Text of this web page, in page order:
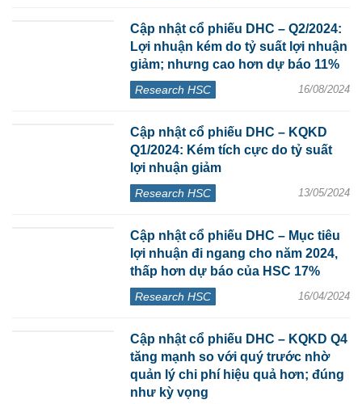
Cập nhật cổ phiếu DHC – Q2/2024:
Lợi nhuận kém do tỷ suất lợi nhuận
giảm; nhưng cao hơn dự báo 11%
Research HSC 16/08/2024
Cập nhật cổ phiếu DHC – KQKD
Q1/2024: Kém tích cực do tỷ suất
lợi nhuận giảm
Research HSC 13/05/2024
Cập nhật cổ phiếu DHC – Mục tiêu
lợi nhuận đi ngang cho năm 2024,
thấp hơn dự báo của HSC 17%
Research HSC 16/04/2024
Cập nhật cổ phiếu DHC – KQKD Q4
tăng mạnh so với quý trước nhờ
quản lý chi phí hiệu quả hơn; đúng
như kỳ vọng